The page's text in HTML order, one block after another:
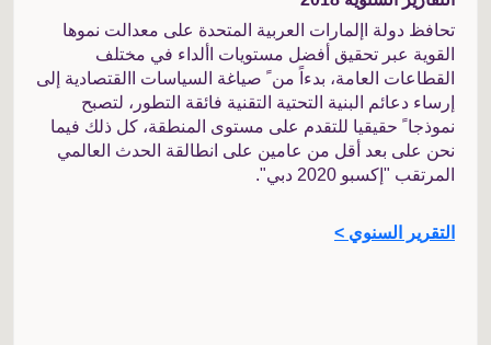
تحافظ دولة اإلمارات العربية المتحدة على معدالت نموها
القوية عبر تحقيق أفضل مستويات األداء في مختلف
القطاعات العامة، بدءاً من ً صياغة السياسات االقتصادية إلى
إرساء دعائم البنية التحتية التقنية فائقة التطور، لتصبح
نموذجا ً حقيقيا للتقدم على مستوى المنطقة، كل ذلك فيما
نحن على بعد أقل من عامين على انطالقة الحدث العالمي
المرتقب "إكسبو 2020 دبي".
التقرير السنوي >